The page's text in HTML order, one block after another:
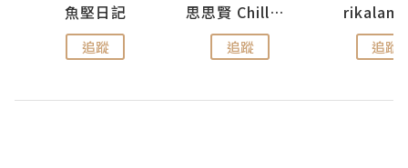
魚堅日記
追蹤
思思賢 ChillMyBabe
追蹤 追蹤